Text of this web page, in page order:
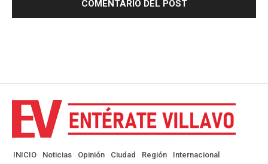
INICIO Noticias Opinión Ciudad Región Internacional